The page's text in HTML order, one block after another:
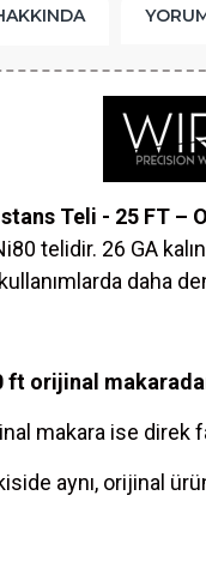
Teli - 25 FT –
telidir. 26 GA
daha
orijinal
makara ise direk
aynı, orijinal